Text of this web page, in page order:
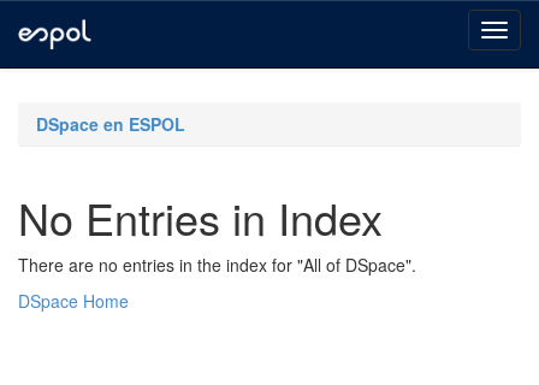
navigationDSpace en ESPOL
No Entries in Index
There are no entries in the index for "All of DSpace".
DSpace Home